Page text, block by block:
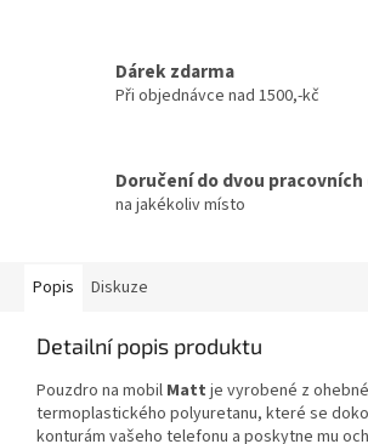
Dárek zdarma
Při objednávce nad 1500,-kč
Doručení do dvou pracovních
na jakékoliv místo
Popis Diskuze
Detailní popis produktu
Pouzdro na mobil Matt je vyrobené z
termoplastického polyuretanu, které se
konturám vašeho telefonu a poskytne mu